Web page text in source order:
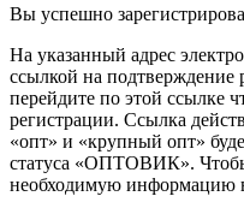
Вы успешно
На указанный адрес
ссылкой на подтверждение
перейдите по этой ссылке
регистрации. Ссылка
«опт» и «крупный опт»
статуса «ОПТОВИК». Чтобы
необходимую информацию